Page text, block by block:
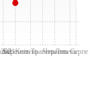
Березень
КвітеньТравеньЧервень
ЛипеньСерпень